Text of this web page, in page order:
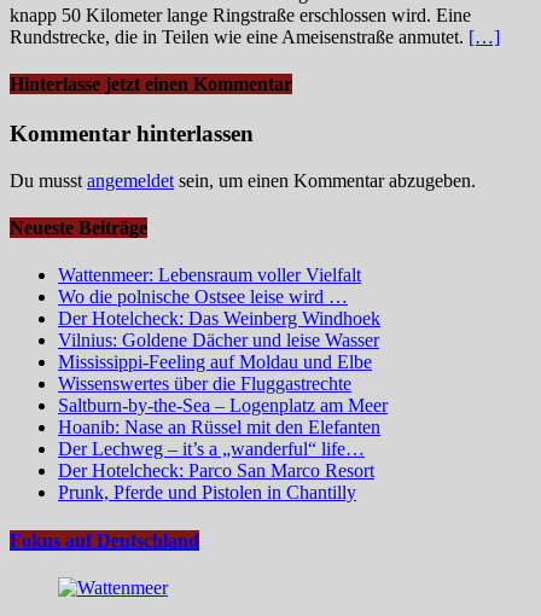
knapp 50 Kilometer lange Ringstraße erschlossen wird. Eine
Rundstrecke, die in Teilen wie eine Ameisenstraße anmutet. […]
Hinterlasse jetzt einen Kommentar
Kommentar hinterlassen
Du musst angemeldet sein, um einen Kommentar abzugeben.
Neueste Beiträge
Wattenmeer: Lebensraum voller Vielfalt
Wo die polnische Ostsee leise wird …
Der Hotelcheck: Das Weinberg Windhoek
Vilnius: Goldene Dächer und leise Wasser
Mississippi-Feeling auf Moldau und Elbe
Wissenswertes über die Fluggastrechte
Saltburn-by-the-Sea – Logenplatz am Meer
Hoanib: Nase an Rüssel mit den Elefanten
Der Lechweg – it’s a „wanderful“ life…
Der Hotelcheck: Parco San Marco Resort
Prunk, Pferde und Pistolen in Chantilly
Fokus auf Deutschland